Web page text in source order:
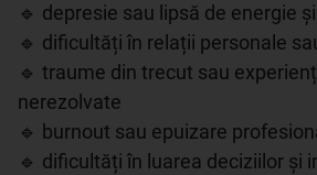
🔹 depresie sau lipsă de energie
🔹 dificultăți în relații personale
🔹 traume din trecut sau
nerezolvate
🔹 burnout sau epuizare
🔹 dificultăți în luarea deciziilor și